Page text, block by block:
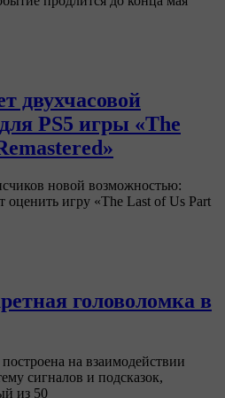
двухчасовой
PS5 игры «The
новой возможностью:
оценить игру «The Last of Us Part
головоломка в
на взаимодействии
сигналов и подсказок,
из 50